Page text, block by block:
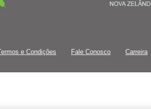
e Condições Fale Conosco Carreira